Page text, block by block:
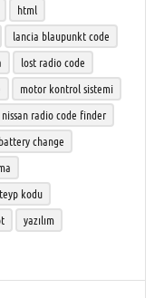
html
lancia blaupunkt code
lost radio code
motor kontrol sistemi
nissan radio code finder
change
kodu
yazılım